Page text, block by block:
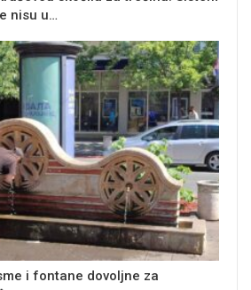
nisu u…
i fontane dovoljne za